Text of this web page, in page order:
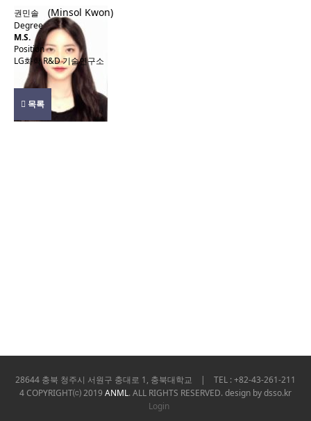
권민솔 (Minsol Kwon)
Degree
M.S.
Position
LG화학 R&D 기술연구소
목록
28644 충북 청주시 서원구 충대로 1, 충북대학교 | TEL : +82-43-261-211
4COPYRIGHT⒞ 2019 ANML. ALL RIGHTS RESERVED. design bydsso.kr
Login